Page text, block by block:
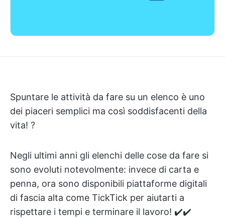
Spuntare le attività da fare su un elenco è uno
dei piaceri semplici ma così soddisfacenti della
vita! ?
Negli ultimi anni gli elenchi delle cose da fare si
sono evoluti notevolmente: invece di carta e
penna, ora sono disponibili piattaforme digitali
di fascia alta come TickTick per aiutarti a
rispettare i tempi e terminare il lavoro! ✔️✔️